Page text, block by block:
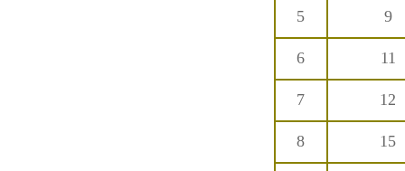
5 9
6 11
7 12
8 15